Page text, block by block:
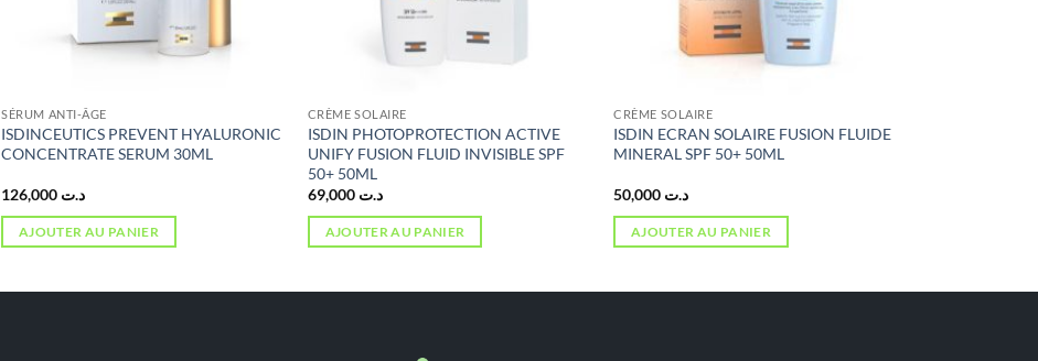
SÉRUM ANTI-ÂGE
ISDINCEUTICS PREVENT HYALURONIC
CONCENTRATE SERUM 30ML
د.ت
AJOUTER AU PANIER
CRÈME SOLAIRE
ISDIN PHOTOPROTECTION ACTIVE
UNIFY FUSION FLUID INVISIBLE SPF
50+ 50ML
د.ت 69,000
AJOUTER AU PANIER
CRÈME SOLAIRE
ISDIN ECRAN SOLAIRE FUSION FLUIDE
MINERAL SPF 50+ 50ML
د.ت
AJOUTER AU PANIER